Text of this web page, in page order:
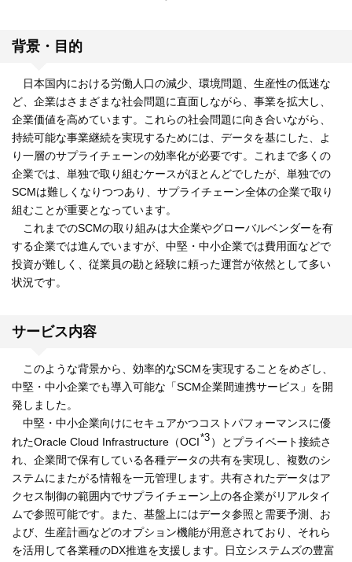
背景・目的
日本国内における労働人口の減少、環境問題、生産性の低迷な
ど、企業はさまざまな社会問題に直面しながら、事業を拡大し、
企業価値を高めています。これらの社会問題に向き合いながら、
持続可能な事業継続を実現するためには、データを基にした、よ
り一層のサプライチェーンの効率化が必要です。これまで多くの
企業では、単独で取り組むケースがほとんどでしたが、単独での
SCMは難しくなりつつあり、サプライチェーン全体の企業で取り
組むことが重要となっています。
これまでのSCMの取り組みは大企業やグローバルベンダーを有
する企業では進んでいますが、中堅・中小企業では費用面などで
投資が難しく、従業員の勘と経験に頼った運営が依然として多い
状況です。
サービス内容
このような背景から、効率的なSCMを実現することをめざし、
中堅・中小企業でも導入可能な「SCM企業間連携サービス」を開
発しました。
中堅・中小企業向けにセキュアかつコストパフォーマンスに優
れたOracle Cloud Infrastructure（OCI*3 ）とプライベート接続さ
れ、企業間で保有している各種データの共有を実現し、複数のシ
ステムにまたがる情報を一元管理します。共有されたデータはア
クセス制御の範囲内でサプライチェーン上の各企業がリアルタイ
ムで参照可能です。また、基盤上にはデータ参照と需要予測、お
よび、生産計画などのオプション機能が用意されており、それら
を活用して各業種のDX推進を支援します。日立システムズの豊富